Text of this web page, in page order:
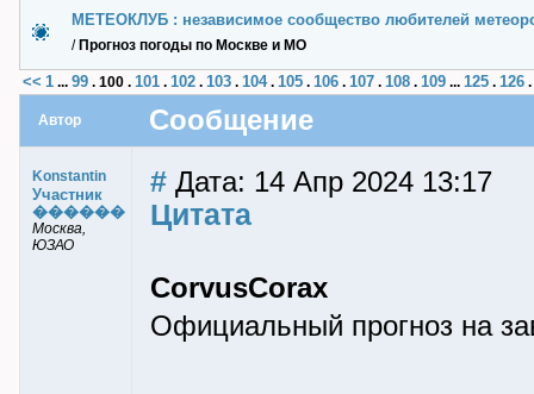
МЕТЕОКЛУБ : независимое сообщество любителей
/ Прогноз погоды по Москве и МО
<< 1 ... 99 . 100 . 101 . 102 . 103 . 104. 105 . 106 . 107 . 108 . 109 ... 125 . 126 .
Автор Сообщение
Konstantin
Участник
������
Москва,
ЮЗАО
# Дата: 14 Апр 2024 13:17
Цитата
CorvusCorax
Официальный прогноз на